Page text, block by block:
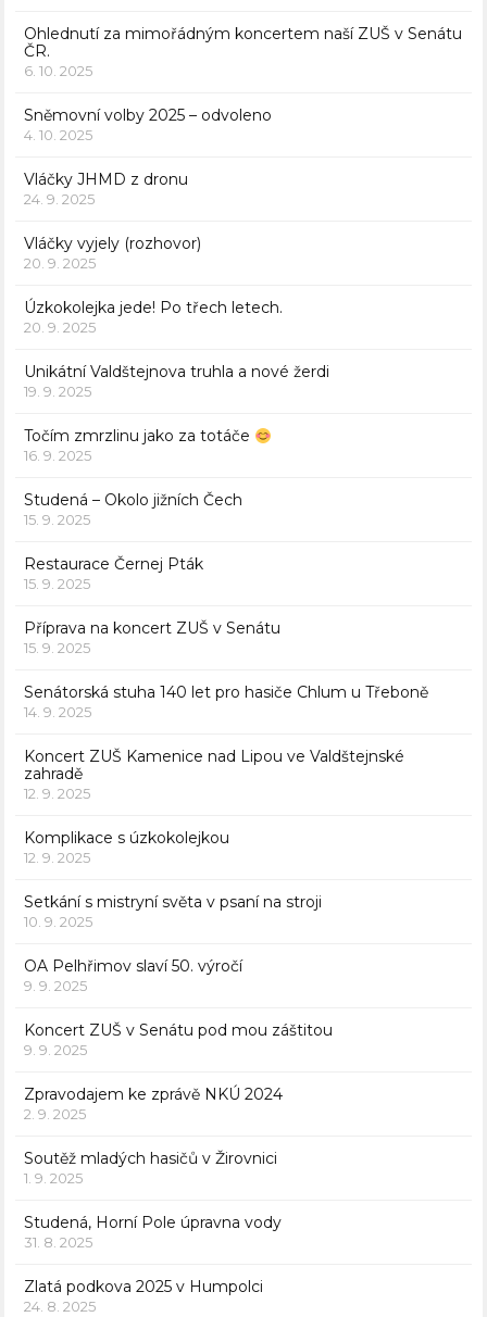
Ohlednutí za mimořádným koncertem naší ZUŠ v Senátu
ČR.
6. 10. 2025
Sněmovní volby 2025 – odvoleno
4. 10. 2025
Vláčky JHMD z dronu
24. 9. 2025
Vláčky vyjely (rozhovor)
20. 9. 2025
Úzkokolejka jede! Po třech letech.
20. 9. 2025
Unikátní Valdštejnova truhla a nové žerdi
19. 9. 2025
Točím zmrzlinu jako za totáče
16. 9. 2025
Studená – Okolo jižních Čech
15. 9. 2025
Restaurace Černej Pták
15. 9. 2025
Příprava na koncert ZUŠ v Senátu
15. 9. 2025
Senátorská stuha 140 let pro hasiče Chlum u Třeboně
14. 9. 2025
Koncert ZUŠ Kamenice nad Lipou ve Valdštejnské
zahradě
12. 9. 2025
Komplikace s úzkokolejkou
12. 9. 2025
Setkání s mistryní světa v psaní na stroji
10. 9. 2025
OA Pelhřimov slaví 50. výročí
9. 9. 2025
Koncert ZUŠ v Senátu pod mou záštitou
9. 9. 2025
Zpravodajem ke zprávě NKÚ 2024
2. 9. 2025
Soutěž mladých hasičů v Žirovnici
1. 9. 2025
Studená, Horní Pole úpravna vody
31. 8. 2025
Zlatá podkova 2025 v Humpolci
24. 8. 2025